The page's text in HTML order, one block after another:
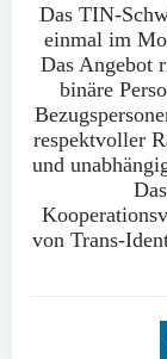
Das TIN-
einmal im
Das Angebot
binäre
respektvoller
und
von Trans-